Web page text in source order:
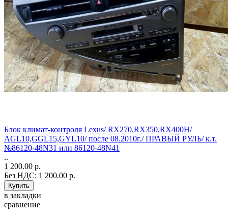
Блок климат-контроля Lexus/ RX270,RX350,RX400H/
AGL10,GGL15,GYL10/ после 08.2010г./ ПРАВЫЙ РУЛЬ/ к.т.
№86120-48N31 или 86120-48N41
..
1 200.00 р.
Без НДС: 1 200.00 р.
в закладки
сравнение